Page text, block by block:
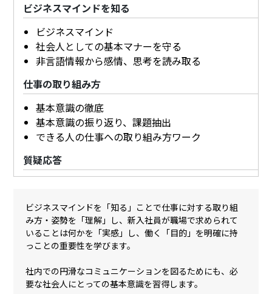
ビジネスマインドを知る
ビジネスマインド
社会人としての基本マナーを守る
非言語情報から感情、思考を読み取る
仕事の取り組み方
基本意識の徹底
基本意識の振り返り、課題抽出
できる人の仕事への取り組み方ワーク
質疑応答
ビジネスマインドを「知る」ことで仕事に対する取り組
み方・姿勢を「理解」し、新入社員が職場で求められて
いることは何かを「実感」し、働く「目的」を明確に持
っことの重要性を学びます。
社内での円滑なコミュニケーションを図るためにも、必
要な社会人にとっての基本意識を習得します。